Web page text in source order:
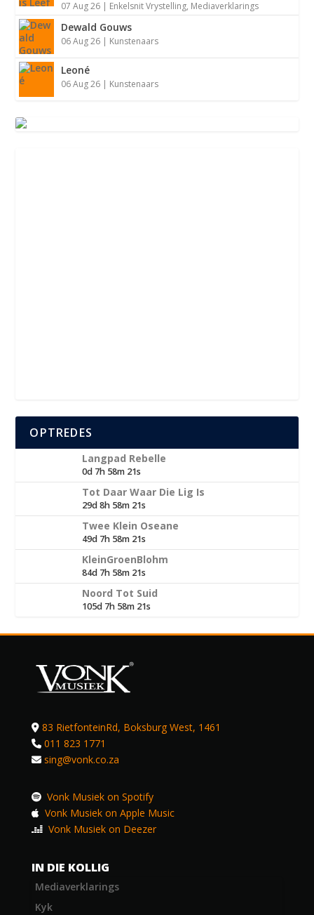
07 Aug 26 | Enkelsnit Vrystelling, Mediaverklarings
Dewald Gouws
06 Aug 26 | Kunstenaars
Leoné
06 Aug 26 | Kunstenaars
OPTREDES
Langpad Rebelle
0d 7h 58m 20s
Tot Daar Waar Die Lig Is
29d 8h 58m 20s
Twee Klein Oseane
49d 7h 58m 20s
KleinGroenBlohm
84d 7h 58m 20s
Noord Tot Suid
105d 7h 58m 20s
83 RietfonteinRd, Boksburg West, 1461
011 823 1771
sing@vonk.co.za
Vonk Musiek on Spotify
Vonk Musiek on Apple Music
Vonk Musiek on Deezer
IN DIE KOLLIG
Mediaverklarings
Kyk